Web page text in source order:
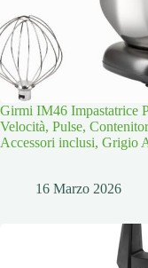
Girmi IM46 Impastatrice
Velocità, Pulse,
Accessori inclusi, Grigio
16 Marzo 2026